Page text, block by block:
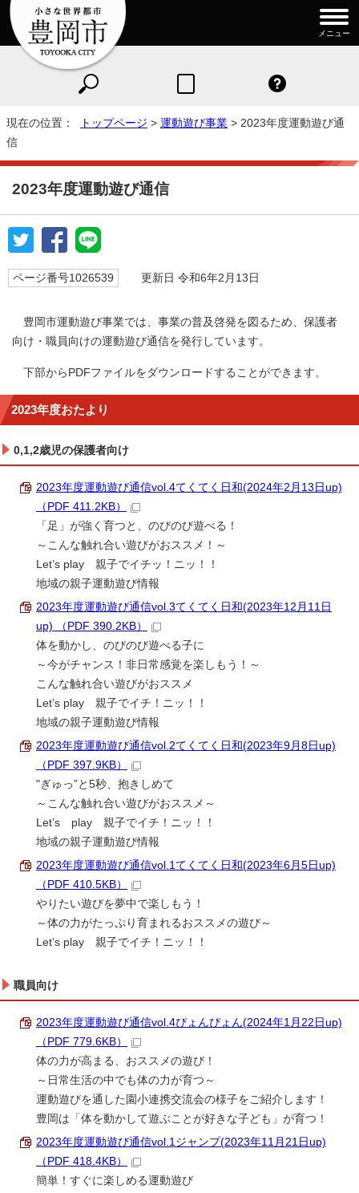
メニュー
現在の位置： トップページ > 運動遊び事業 > 2023年度運動遊び通
信
2023年度運動遊び通信
ページ番号1026539 更新日 令和6年2月13日
豊岡市運動遊び事業では、事業の普及啓発を図るため、保護者
向け・職員向けの運動遊び通信を発行しています。
下部からPDFファイルをダウンロードすることができます。
2023年度おたより
0,1,2歳児の保護者向け
2023年度運動遊び通信vol.4てくてく日和(2024年2月13日up)
（PDF 411.2KB）
「足」が強く育つと、のびのび遊べる！
～こんな触れ合い遊びがおススメ！～
Let’s play 親子でイチッ！ニッ！！
地域の親子運動遊び情報
2023年度運動遊び通信vol.3てくてく日和(2023年12月11日
up) （PDF 390.2KB）
体を動かし、のびのび遊べる子に
～今がチャンス！非日常感覚を楽しもう！～
こんな触れ合い遊びがおススメ
Let’s play 親子でイチ！ニッ！！
地域の親子運動遊び情報
2023年度運動遊び通信vol.2てくてく日和(2023年9月8日up)
（PDF 397.9KB）
"ぎゅっ”と5秒、抱きしめて
～こんな触れ合い遊びがおススメ～
Let’s play 親子でイチ！ニッ！！
地域の親子運動遊び情報
2023年度運動遊び通信vol.1てくてく日和(2023年6月5日up)
（PDF 410.5KB）
やりたい遊びを夢中で楽しもう！
～体の力がたっぷり育まれるおススメの遊び～
Let’s play 親子でイチ！ニッ！！
職員向け
2023年度運動遊び通信vol.4ぴょんぴょん(2024年1月22日up)
（PDF 779.6KB）
体の力が高まる、おススメの遊び！
～日常生活の中でも体の力が育つ～
運動遊びを通した園小連携交流会の様子をご紹介します！
豊岡は「体を動かして遊ぶことが好きな子ども」が育つ！
2023年度運動遊び通信vol.1ジャンプ(2023年11月21日up)
（PDF 418.4KB）
簡単！すぐに楽しめる運動遊び